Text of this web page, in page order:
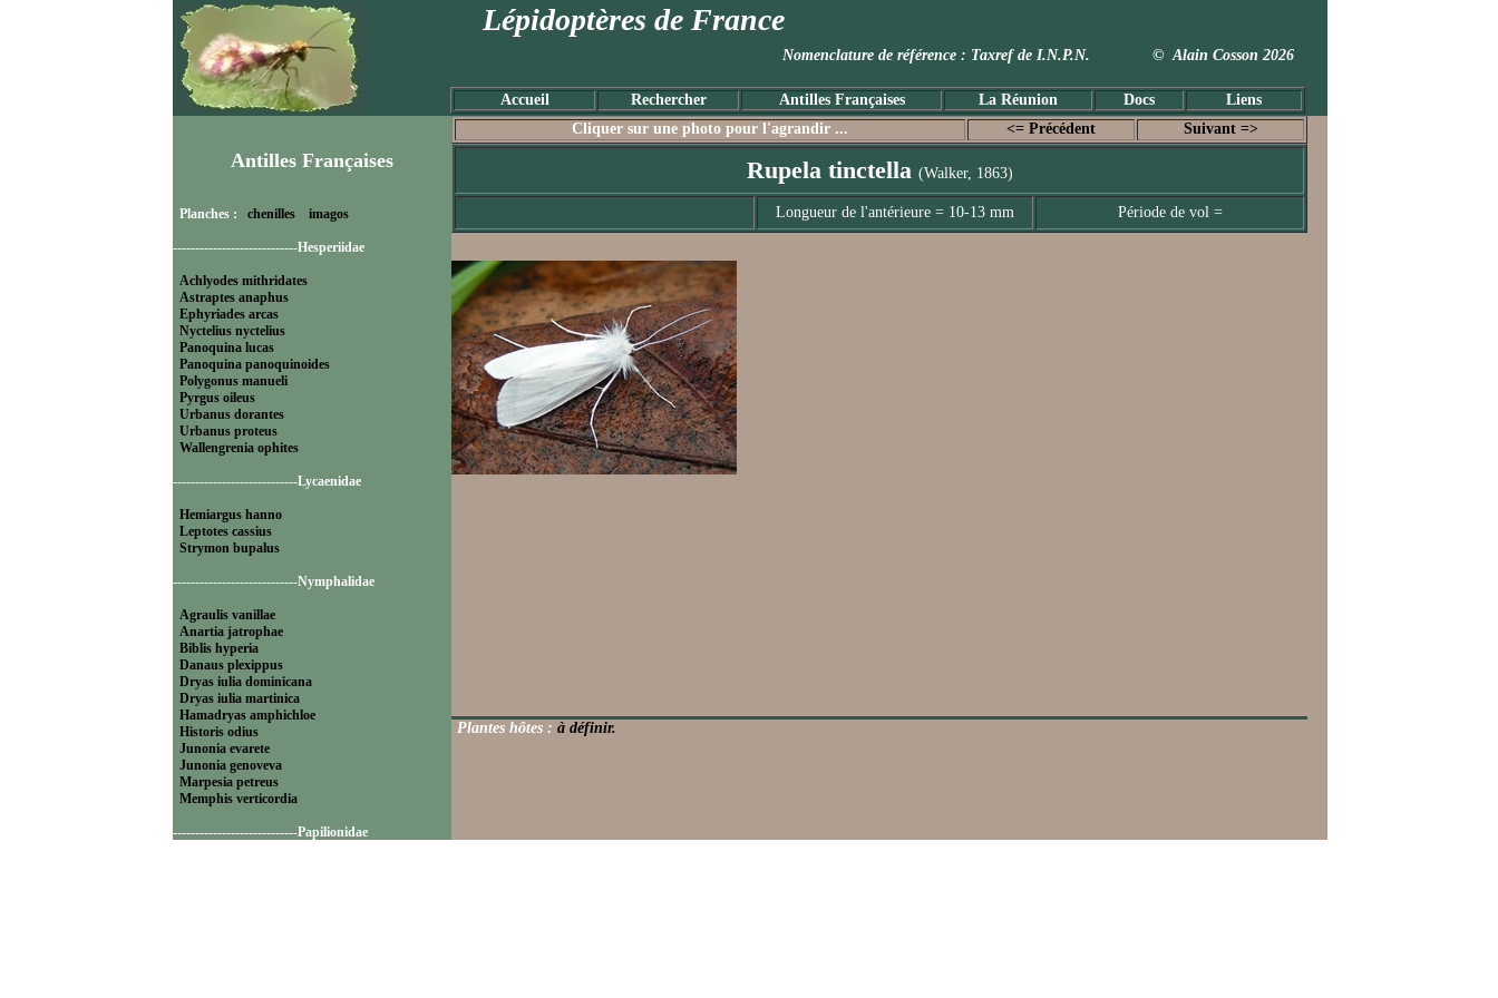
Lépidoptères de France
Nomenclature de référence : Taxref de I.N.P.N. © Alain Cosson 2026
Accueil Rechercher Antilles Françaises La Réunion Docs Liens
Antilles Françaises
Planches : chenilles imagos
----------------------------Hesperiidae
Achlyodes mithridates
Astraptes anaphus
Ephyriades arcas
Nyctelius nyctelius
Panoquina lucas
Panoquina panoquinoides
Polygonus manueli
Pyrgus oileus
Urbanus dorantes
Urbanus proteus
Wallengrenia ophites
----------------------------Lycaenidae
Hemiargus hanno
Leptotes cassius
Strymon bupalus
----------------------------Nymphalidae
Agraulis vanillae
Anartia jatrophae
Biblis hyperia
Danaus plexippus
Dryas iulia dominicana
Dryas iulia martinica
Hamadryas amphichloe
Historis odius
Junonia evarete
Junonia genoveva
Marpesia petreus
Memphis verticordia
----------------------------Papilionidae
Cliquer sur une photo pour l'agrandir ... <= Précédent Suivant =>
Rupela tinctella (Walker, 1863)
Longueur de l'antérieure = 10-13 mm Période de vol =
Plantes hôtes : à définir.